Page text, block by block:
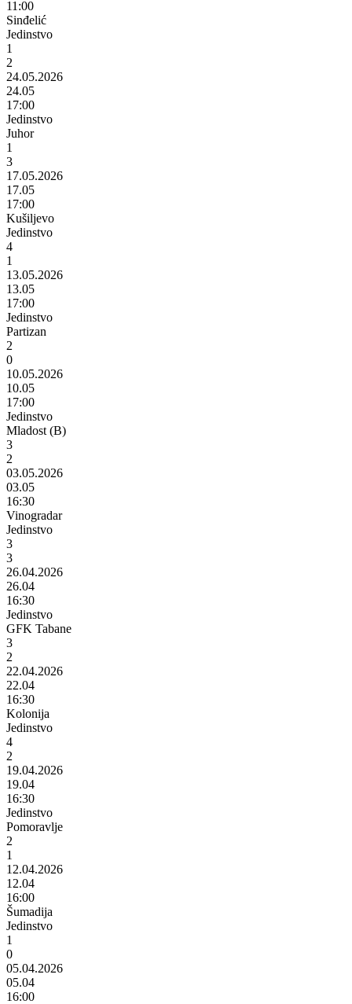
11:00
Sinđelić
Jedinstvo
1
2
24.05.2026
24.05
17:00
Jedinstvo
Juhor
1
3
17.05.2026
17.05
17:00
Kušiljevo
Jedinstvo
4
1
13.05.2026
13.05
17:00
Jedinstvo
Partizan
2
0
10.05.2026
10.05
17:00
Jedinstvo
Mladost (B)
3
2
03.05.2026
03.05
16:30
Vinogradar
Jedinstvo
3
3
26.04.2026
26.04
16:30
Jedinstvo
GFK Tabane
3
2
22.04.2026
22.04
16:30
Kolonija
Jedinstvo
4
2
19.04.2026
19.04
16:30
Jedinstvo
Pomoravlje
2
1
12.04.2026
12.04
16:00
Šumadija
Jedinstvo
1
0
05.04.2026
05.04
16:00